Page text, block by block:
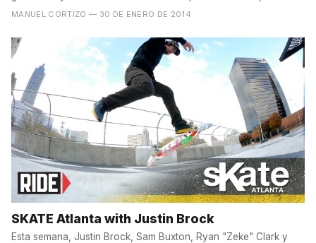
MANUEL CORTIZO — 30 DE ENERO DE 2014
SKATE Atlanta with Justin Brock
Esta semana, Justin Brock, Sam Buxton, Ryan "Zeke" Clark y